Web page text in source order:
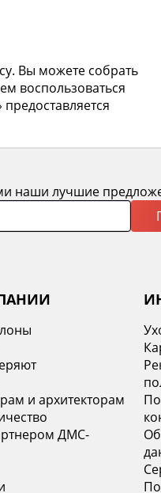
Вы можете собрать
воспользоваться
наши лучшие
и архитекторам
ДМС-